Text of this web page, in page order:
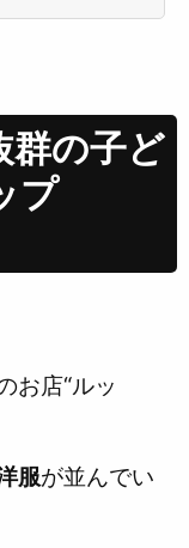
群の子ど
プ
お店“ルッ
服が並んでい